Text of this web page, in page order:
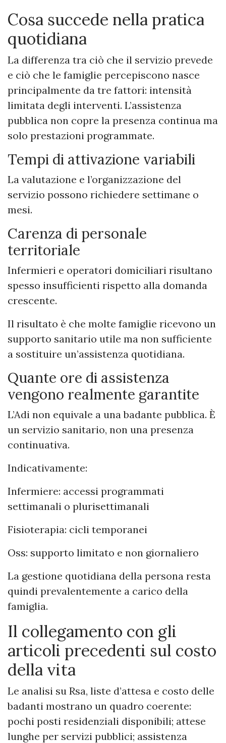
Cosa succede nella pratica
quotidiana
La differenza tra ciò che il servizio prevede
e ciò che le famiglie percepiscono nasce
principalmente da tre fattori: intensità
limitata degli interventi. L’assistenza
pubblica non copre la presenza continua ma
solo prestazioni programmate.
Tempi di attivazione variabili
La valutazione e l’organizzazione del
servizio possono richiedere settimane o
mesi.
Carenza di personale
territoriale
Infermieri e operatori domiciliari risultano
spesso insufficienti rispetto alla domanda
crescente.
Il risultato è che molte famiglie ricevono un
supporto sanitario utile ma non sufficiente
a sostituire un’assistenza quotidiana.
Quante ore di assistenza
vengono realmente garantite
L’Adi non equivale a una badante pubblica. È
un servizio sanitario, non una presenza
continuativa.
Indicativamente:
Infermiere: accessi programmati
settimanali o plurisettimanali
Fisioterapia: cicli temporanei
Oss: supporto limitato e non giornaliero
La gestione quotidiana della persona resta
quindi prevalentemente a carico della
famiglia.
Il collegamento con gli
articoli precedenti sul costo
della vita
Le analisi su Rsa, liste d’attesa e costo delle
badanti mostrano un quadro coerente:
pochi posti residenziali disponibili; attese
lunghe per servizi pubblici; assistenza